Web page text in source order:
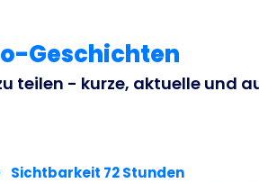
Geschichten
teilen - kurze, aktuelle und
Sichtbarkeit 72 Stunden